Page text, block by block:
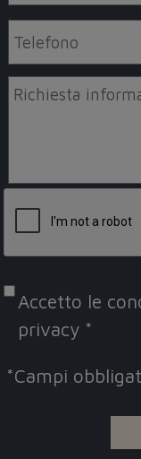
Accetto le
privacy *
*Campi